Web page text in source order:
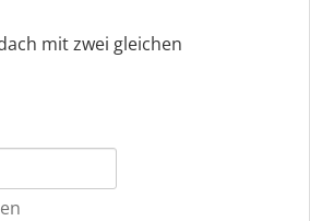
mit zwei gleichen